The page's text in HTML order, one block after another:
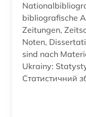
bibliografische
Zeitungen,
Noten,
sind nach
Ukrainy:
Статистичний